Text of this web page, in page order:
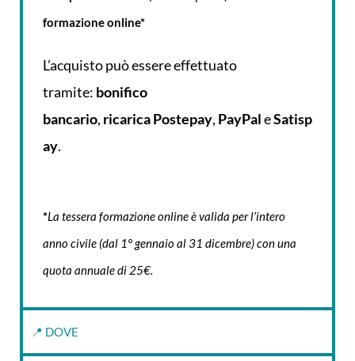
formazione online*
L’acquisto può essere effettuato
tramite: bonifico
bancario, ricaricaPostepay, PayPaleSatisp
ay.
*La tessera formazione online è valida per l’intero
anno civile (dal 1° gennaio al 31 dicembre) con una
quota annuale di 25€.
📍 DOVE